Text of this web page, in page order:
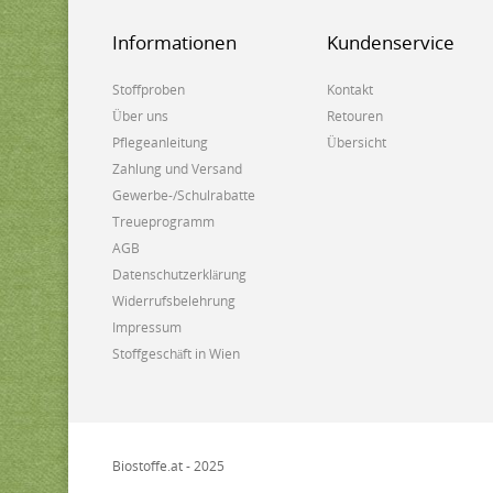
Informationen
Stoffproben
Über uns
Pflegeanleitung
Zahlung und Versand
Gewerbe-/Schulrabatte
Treueprogramm
AGB
Datenschutzerklärung
Widerrufsbelehrung
Impressum
Stoffgeschäft in Wien
Kundenservice
Kontakt
Retouren
Übersicht
Biostoffe.at - 2025